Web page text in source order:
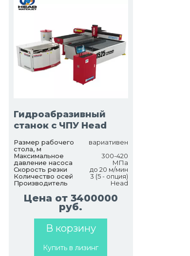
Гидроабразивный
станок с ЧПУ Head
Размер рабочего
стола, м
вариативен
Максимальное
давление насоса
300-420
МПа
Скорость резки
до 20 м/мин
Количество осей
3 (5 - опция)
Производитель
Head
Цена от 3400000
руб.
В корзину
Купить в лизинг